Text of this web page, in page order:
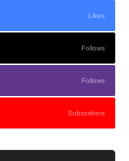
Likes
Follows
Follows
Subscribers